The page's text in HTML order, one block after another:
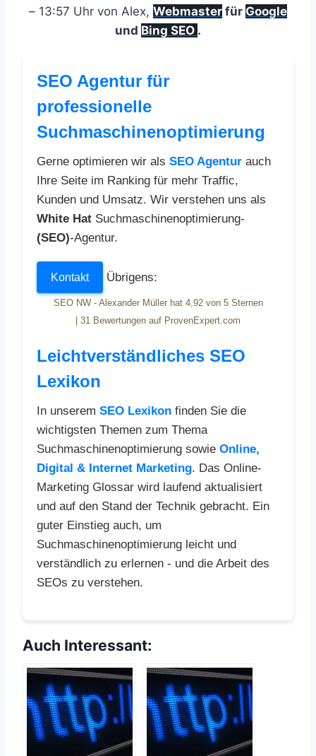
– 13:57 Uhr von Alex, Webmaster für Google
und Bing SEO .
SEO Agentur für
professionelle
Suchmaschinenoptimierung
Gerne optimieren wir als SEO Agentur auch
Ihre Seite im Ranking für mehr Traffic,
Kunden und Umsatz. Wir verstehen uns als
White Hat Suchmaschinenoptimierung-
(SEO)-Agentur.
Kontakt Übrigens:
SEO NW - Alexander Müller hat 4,92von 5Sternen
31 Bewertungen auf ProvenExpert.com
Leichtverständliches SEO
Lexikon
In unserem SEO Lexikon finden Sie die
wichtigsten Themen zum Thema
Suchmaschinenoptimierung sowie Online,
Digital & Internet Marketing. Das Online-
Marketing Glossar wird laufend aktualisiert
und auf den Stand der Technik gebracht. Ein
guter Einstieg auch, um
Suchmaschinenoptimierung leicht und
verständlich zu erlernen - und die Arbeit des
SEOs zu verstehen.
Auch Interessant: